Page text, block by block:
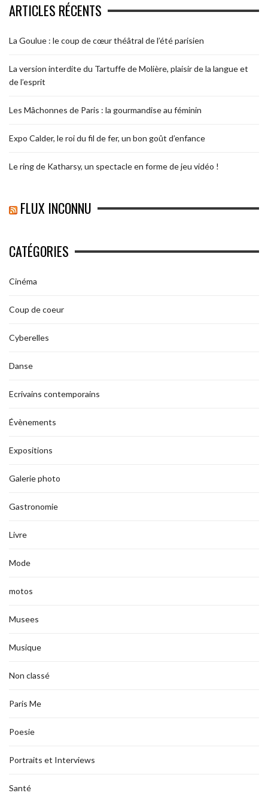
ARTICLES RÉCENTS
La Goulue : le coup de cœur théâtral de l’été parisien
La version interdite du Tartuffe de Molière, plaisir de la langue et
de l’esprit
Les Mâchonnes de Paris : la gourmandise au féminin
Expo Calder, le roi du fil de fer, un bon goût d’enfance
Le ring de Katharsy, un spectacle en forme de jeu vidéo !
FLUX INCONNU
CATÉGORIES
Cinéma
Coup de coeur
Cyberelles
Danse
Ecrivains contemporains
Évènements
Expositions
Galerie photo
Gastronomie
Livre
Mode
motos
Musees
Musique
Non classé
Paris Me
Poesie
Portraits et Interviews
Santé